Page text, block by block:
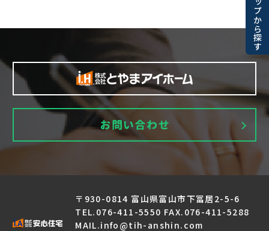
マップから探す
〒930-0814 富山県富山市下冨居2-5-6
TEL.076-411-5550 FAX.076-411-5288
MAIL.info@tih-anshin.com